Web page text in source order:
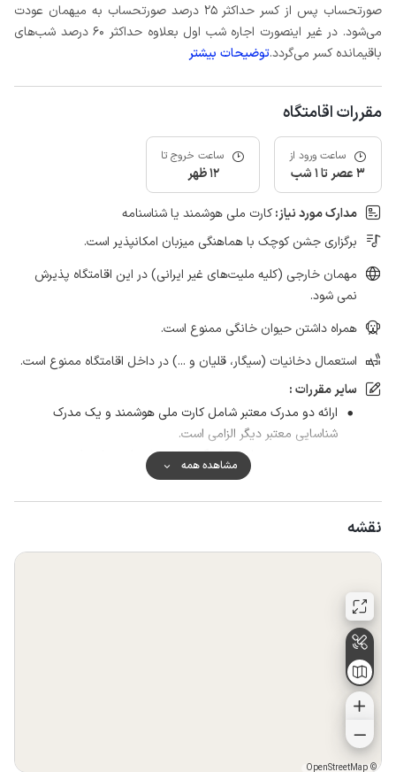
صورتحساب پس از کسر حداکثر 25 درصد صورتحساب به میهمان عودت
می‌شود. در غیر اینصورت اجاره شب اول بعلاوه حداکثر 60 درصد شب‌های
باقیمانده کسر می‌گردد.توضیحات بیشتر
مقررات اقامتگاه
ساعت ورود از
3 عصر تا 1 شب
ساعت خروج تا
12 ظهر
مدارک مورد نیاز:کارت ملی هوشمند یا شناسنامه
برگزاری جشن کوچک با هماهنگی میزبان امکانپذیر است.
مهمان خارجی (کلیه ملیت‌های غیر ایرانی) در این اقامتگاه پذیرش
نمی شود.
همراه داشتن حیوان خانگی ممنوع است.
استعمال دخانیات (سیگار، قلیان و ...) در داخل اقامتگاه ممنوع است.
سایر مقررات :
ارائه دو مدرک معتبر شامل کارت ملی هوشمند و یک مدرک
شناسایی معتبر دیگر الزامی است.
در صورت عدم رعایت پاکیزگی مبلغ ۵۰۰ هزار تومان بابت هزینه
نظافت از مهمان دریافت میگردد.
پخش موسیقی با صدای بلند بعد از ساعت ۱۲ شب ممنوع است،
مشاهده همه
نقشه
©
OpenStreetMap